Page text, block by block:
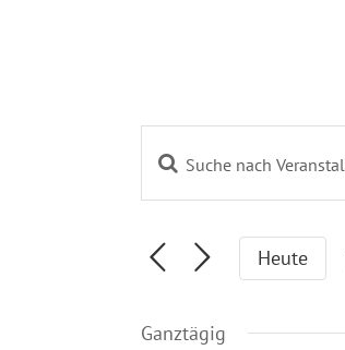
Veranstaltungen
Suche
und
Ansichten,
Bitte
Suche
nach
Schlüsselwort.
Heute
Ganztägig